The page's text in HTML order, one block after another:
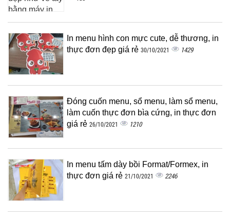
In menu hình con mực cute, dễ thương, in
thực đơn đẹp giá rẻ 30/10/2021 1429
Đóng cuốn menu, sổ menu, làm sổ menu,
làm cuốn thực đơn bìa cứng, in thực đơn
giá rẻ 26/10/2021 1210
In menu tấm dày bồi Format/Formex, in
thực đơn giá rẻ 21/10/2021 2246